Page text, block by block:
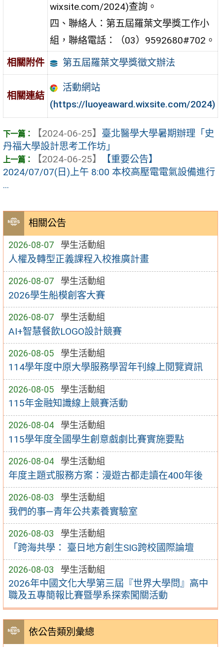
相關公告
2026-08-07 學生活動組
人權及轉型正義課程入校推廣計畫
2026-08-07 學生活動組
2026學生船模創客大賽
2026-08-07 學生活動組
AI+智慧餐飲LOGO設計競賽
2026-08-05 學生活動組
114學年度中原大學服務學習年刊線上閱覽資訊
2026-08-05 學生活動組
115年金融知識線上競賽活動
2026-08-04 學生活動組
115學年度全國學生創意戲劇比賽實施要點
2026-08-04 學生活動組
年度主題式服務方案：漫遊古都走讀在400年後
2026-08-03 學生活動組
我們的事—青年公共素養實驗室
2026-08-03 學生活動組
「跨海共學： 臺日地方創生SIG跨校國際論壇
2026-08-03 學生活動組
2026年中國文化大學第三屆『世界大學問』高中
職及五專簡報比賽暨學系探索闖關活動
依公告類別彙總
wixsite.com/2024)查詢。
四、聯絡人：第五屆羅葉文學獎工作小
組，聯絡電話：（03）9592680#702。
相關附件
第五屆羅葉文學獎徵文辦法
相關連結
活動網站
(https://luoyeaward.wixsite.com/2024)
【2024-06-25】 臺北醫學大學暑期辦理「史
丹福大學設計思考工作坊」
【2024-06-25】
【重要公告】
2024/07/07(日)上午 8:00 本校高壓電電氣設備進行
...